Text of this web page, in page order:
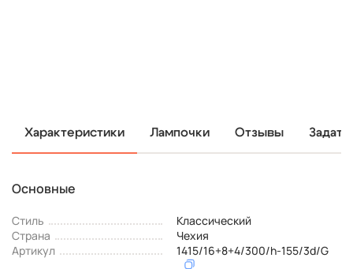
Характеристики Лампочки Отзывы
Основные
Стиль
Классический
Страна
Чехия
Артикул
1415/16+8+4/300/h-155/3d/G